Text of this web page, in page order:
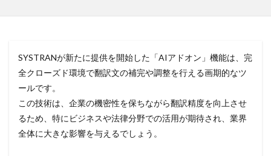
SYSTRANが新たに提供を開始した「AIアドオン」機能は、完
全クローズド環境で翻訳文の補完や調整を行える画期的なツ
ールです。
この技術は、企業の機密性を保ちながら翻訳精度を向上させ
るため、特にビジネスや法律分野での活用が期待され、業界
全体に大きな影響を与えるでしょう。